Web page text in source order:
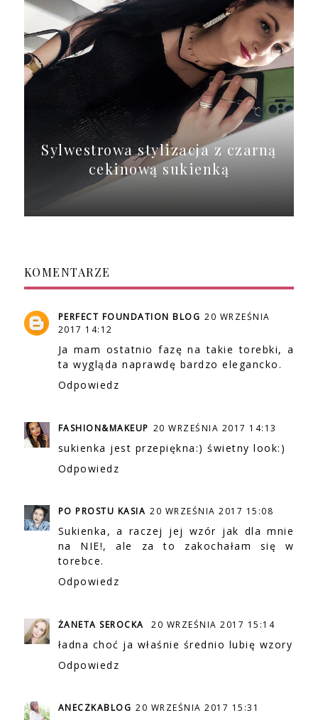
Sylwestrowa stylizacja z czarną
cekinową sukienką
KOMENTARZE
PERFECT FOUNDATION BLOG 20 WRZEŚNIA
2017 14:12
Ja mam ostatnio fazę na takie torebki, a
ta wygląda naprawdę bardzo elegancko.
Odpowiedz
FASHION&MAKEUP 20 WRZEŚNIA 2017 14:13
sukienka jest przepiękna:) świetny look:)
Odpowiedz
PO PROSTU KASIA 20 WRZEŚNIA 2017 15:08
Sukienka, a raczej jej wzór jak dla mnie
na NIE!, ale za to zakochałam się w
torebce.
Odpowiedz
ŻANETA SEROCKA 20 WRZEŚNIA 2017 15:14
ładna choć ja właśnie średnio lubię wzory
Odpowiedz
ANECZKABLOG 20 WRZEŚNIA 2017 15:31